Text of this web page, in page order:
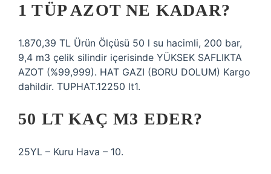
1 TÜP AZOT NE KADAR?
1.870,39 TL Ürün Ölçüsü 50 l su hacimli, 200 bar,
9,4 m3 çelik silindir içerisinde YÜKSEK SAFLIKTA
AZOT (%99,999). HAT GAZI (BORU DOLUM) Kargo
dahildir. TUPHAT.12250 lt1.
50 LT KAÇ M3 EDER?
25YL – Kuru Hava – 10.